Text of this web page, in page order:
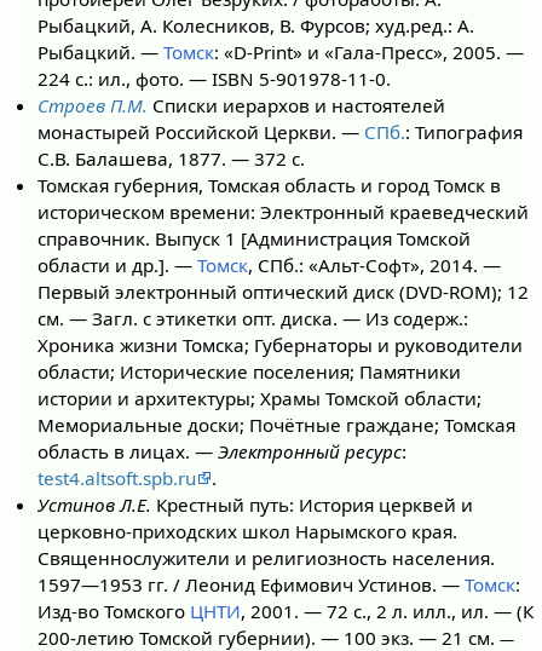
Рыбацкий, А. Колесников, В. Фурсов; худ.ред.: А.
Рыбацкий. —Томск: «D-Print» и «Гала-Пресс», 2005. —
224 с.: ил., фото. — ISBN 5-901978-11-0.
Строев П.М. Списки иерархов и настоятелей
монастырей Российской Церкви. — СПб.: Типография
С.В. Балашева, 1877. — 372 с.
Томская губерния, Томская область и город Томск в
историческом времени: Электронный краеведческий
справочник. Выпуск 1 [Администрация Томской
области и др.]. —Томск, СПб.: «Альт-Софт», 2014. —
Первый электронный оптический диск (DVD-ROM); 12
см. — Загл. с этикетки опт. диска. — Из содерж.:
Хроника жизни Томска; Губернаторы и руководители
области; Исторические поселения; Памятники
истории и архитектуры; Храмы Томской области;
Мемориальные доски; Почётные граждане; Томская
область в лицах. —Электронный ресурс:
test4.altsoft.spb.ru
.
Устинов Л.Е. Крестный путь: История церквей и
церковно-приходских школ Нарымского края.
Священнослужители и религиозность населения.
1597—1953 гг. / Леонид Ефимович Устинов. —Томск:
Изд-во Томского ЦНТИ, 2001. — 72 с., 2 л. илл., ил. — (К
200-летию Томской губернии). — 100 экз. — 21 см.—